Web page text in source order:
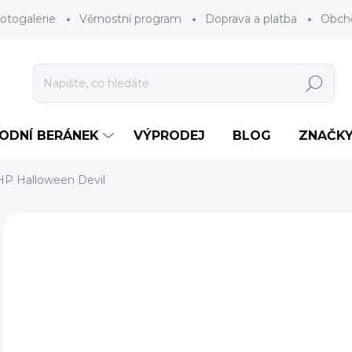
Věrnostní program Doprava a platba
Hledat
BERÁNEK VÝPRODEJ BLOG
Halloween Devil